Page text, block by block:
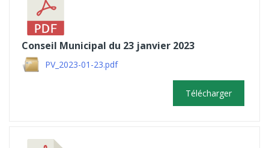
Conseil Municipal du 23 janvier 2023
PV_2023-01-23.pdf
Télécharger